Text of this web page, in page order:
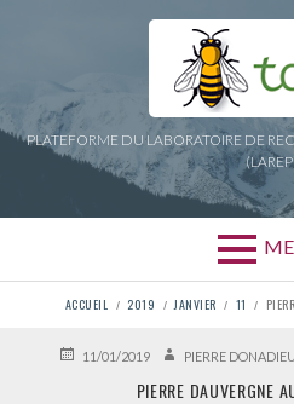
PLATEFORME DU LABORATOIRE DE
FIL
D'ARIANE
ACCUEIL 2019 JANVIER 11
PUBLIÉ11/01/2019 AUTEURPIERRE DONADIEU
PIERRE DAUVERGNE